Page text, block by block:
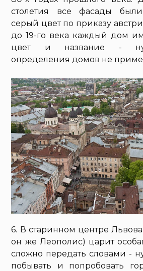
столетия все фасады
серый цвет по приказу
до 19-го века каждый дом
цвет и название -
определения домов не
6. В старинном центре
он же Леополис) царит
сложно передать словами -
побывать и попробовать